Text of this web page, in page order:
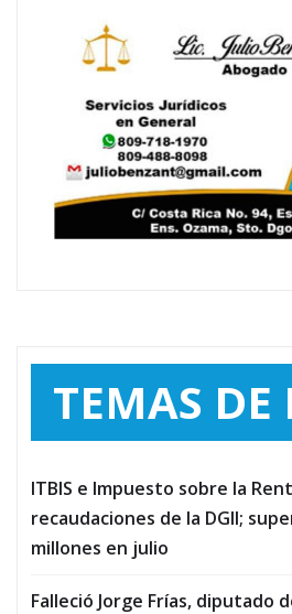
TEMAS DE
ITBIS e Impuesto sobre la
recaudaciones de la DGII;
millones en julio
Falleció Jorge Frías, diputado